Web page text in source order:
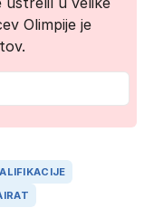
Olimpije je